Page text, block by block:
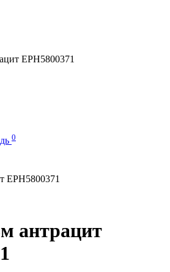
EPH5800371
0
антрацит